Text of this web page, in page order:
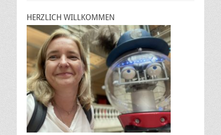
HERZLICH WILLKOMMEN